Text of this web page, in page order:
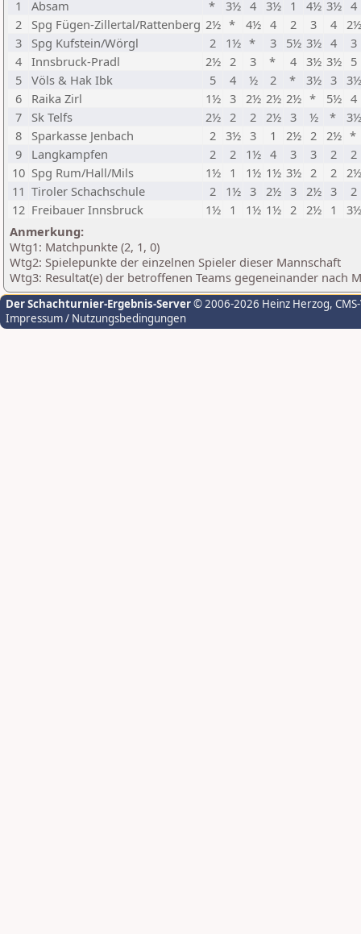
1
Absam * 3½ 4 3½ 1 4½ 3½ 4
2
Spg Fügen-Zillertal/Rattenberg 2½ * 4½ 4 2 3 4 2½
3
Spg Kufstein/Wörgl 2 1½ * 3 5½ 3½ 4
3
4 Innsbruck-Pradl 2½ 2 3 * 4 3½ 3½ 5
5 Völs & Hak Ibk 5 4 ½ 2 * 3½ 3 3½
6
Raika Zirl 1½ 3 2½ 2½ 2½ * 5½ 4
7
Sk Telfs 2½ 2 2 2½ 3 ½ *
3½
8
Sparkasse Jenbach 2 3½ 3 1 2½ 2 2½ *
9
Langkampfen 2 2 1½ 4 3 3 2
2
10 Spg Rum/Hall/Mils 1½ 1 1½ 1½ 3½ 2 2 2½
11 Tiroler Schachschule 2 1½ 3 2½ 3 2½ 3
2
12 Freibauer Innsbruck 1½ 1 1½ 1½ 2 2½ 1
3½
Anmerkung:
Wtg1: Matchpunkte (2, 1, 0)
Wtg2: Spielepunkte der einzelnen Spieler dieser Mannschaft
Wtg3: Resultat(e) der betroffenen Teams gegeneinander nach
Der Schachturnier-Ergebnis-Server© 2006-2026 Heinz Herzog,
Impressum / Nutzungsbedingungen